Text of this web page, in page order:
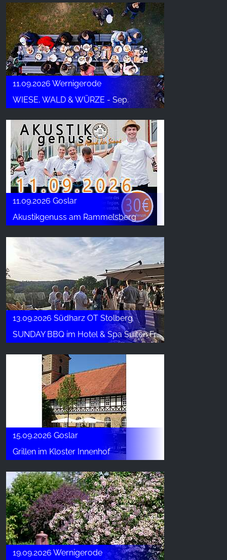
11.09.2026 Wernigerode
WIESE, WALD & WÜRZE - Sep.
11.09.2026 Goslar
Akustikgenuss am Rammelsberg
13.09.2026 Südharz OT Stolberg
SUNDAY BBQ im Hotel & Spa Suiten FreiWerk
15.09.2026 Goslar
Grillen im Kloster Innenhof
19.09.2026 Wernigerode